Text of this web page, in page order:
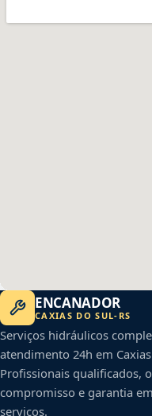
ENCANADOR
CAXIAS DO SUL- RS
Serviços hidráulicos
atendimento 24h em
Profissionais qualificados,
compromisso e garantia
serviços.